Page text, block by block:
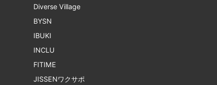
Diverse Village
BYSN
IBUKI
INCLU
FITIME
JISSENワクサポ